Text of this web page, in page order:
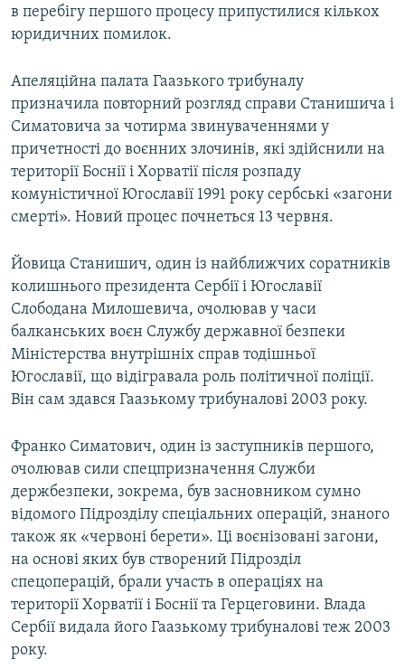
в перебігу першого процесу припустилися кількох
юридичних помилок.
Апеляційна палата Гаазького трибуналу
призначила повторний розгляд справи Станишича і
Симатовича за чотирма звинуваченнями у
причетності до воєнних злочинів, які здійснили на
території Боснії і Хорватії після розпаду
комуністичної Югославії 1991 року сербські «загони
смерті». Новий процес почнеться 13 червня.
Йовица Станишич, один із найближчих соратників
колишнього президента Сербії і Югославії
Слободана Милошевича, очолював у часи
балканських воєн Службу державної безпеки
Міністерства внутрішніх справ тодішньої
Югославії, що відігравала роль політичної поліції.
Він сам здався Гаазькому трибуналові 2003 року.
Франко Симатович, один із заступників першого,
очолював сили спецпризначення Служби
держбезпеки, зокрема, був засновником сумно
відомого Підрозділу спеціальних операцій, знаного
також як «червоні берети». Ці воєнізовані загони,
на основі яких був створений Підрозділ
спецоперацій, брали участь в операціях на
території Хорватії і Боснії та Герцеговини. Влада
Сербії видала його Гаазькому трибуналові теж 2003
року.